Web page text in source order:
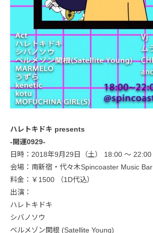
ハレトキドキ presents
-開運0929-
日時：2018年9月29日（土） 18:00 〜 22:00
会場：南新宿・代々木Spincoaster Music Bar
料金：￥1500 （1D代込）
出演：
ハレトキドキ
シバノソウ
ベルメゾン関根 (Satellite Young)